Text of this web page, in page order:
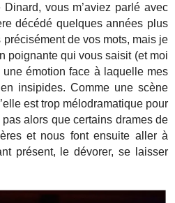
vous m’aviez parlé avec
décédé quelques années plus
de vos mots, mais je
poignante qui vous saisit (et moi
émotion face à laquelle mes
insipides. Comme une scène
est trop mélodramatique pour
alors que certains drames de
et nous font ensuite aller à
présent, le dévorer, se laisser